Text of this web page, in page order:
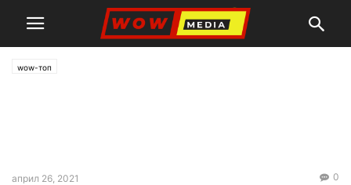
wow-топ
април 26, 2021 0